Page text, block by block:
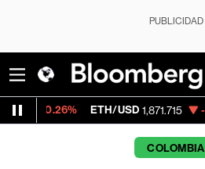
PUBLICIDAD
ETH/USD 1,871.715 -0.20% Visa
COLOMBIA